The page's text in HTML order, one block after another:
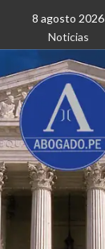
8 agosto 2026
Noticias